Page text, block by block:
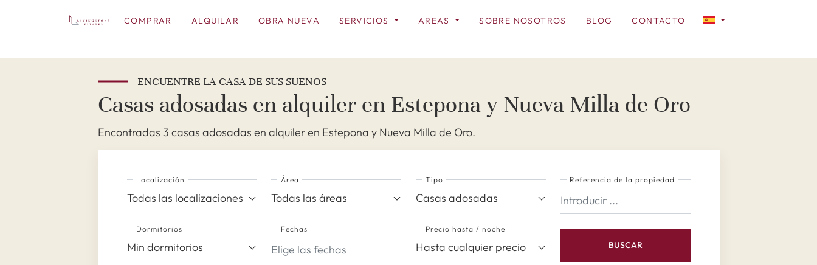
COMPRAR ALQUILAR OBRA NUEVA SERVICIOS AREAS SOBRE NOSOTROS BLOG CONTACTO
ENCUENTRE LA CASA DE SUS SUEÑOS
Casas adosadas en alquiler en Estepona y Nueva Milla de Oro
Encontradas 3 casas adosadas en alquiler en Estepona y Nueva Milla de Oro.
Localización
Todas las localizaciones
Área
Todas las áreas
Tipo
Casas adosadas
Referencia de la propiedad
Dormitorios
Min dormitorios
Fechas Precio hasta / noche
Hasta cualquier precio BUSCAR